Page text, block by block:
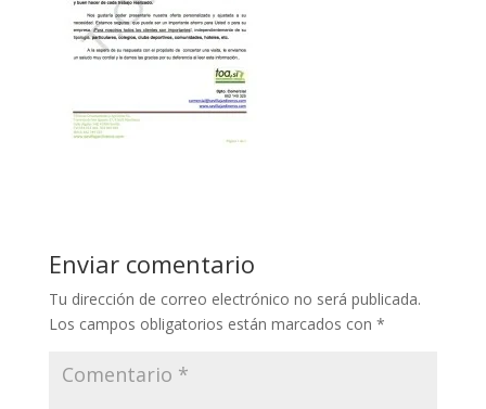
Enviar comentario
Tu dirección de correo electrónico no será publicada.
Los campos obligatorios están marcados con *